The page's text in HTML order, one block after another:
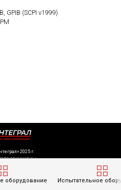
GPIB (SCPI v1999)
характер и не является
положениями Статьи 437
Федерации. Технические параметры
2025 г.
защищены
оборудование Испытательное